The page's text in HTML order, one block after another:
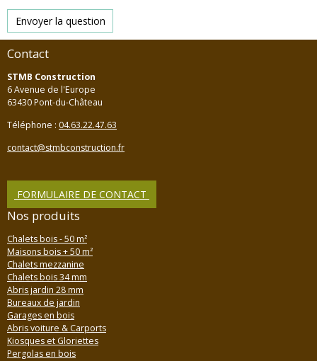
Envoyer la question
Contact
STMB Construction
6 Avenue de l'Europe
63430 Pont-du-Château
Téléphone : 04.63.22.47.63
contact@stmbconstruction.fr
FORMULAIRE DE CONTACT
Nos produits
Chalets bois - 50 m²
Maisons bois + 50 m²
Chalets mezzanine
Chalets bois 34 mm
Abris jardin 28 mm
Bureaux de jardin
Garages en bois
Abris voiture & Carports
Kiosques et Gloriettes
Pergolas en bois